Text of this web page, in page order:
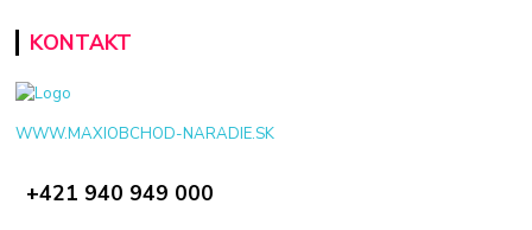
KONTAKT
WWW.MAXIOBCHOD-NARADIE.SK
+421 940 949 000